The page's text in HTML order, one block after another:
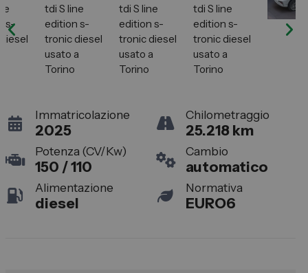
Lexus
DR
Dongfeng
Fiat Professional
Citroen
Immatricolazione
2025
Chilometraggio
25.218 km
Potenza (CV/Kw)
150 / 110
Cambio
automatico
Alimentazione
diesel
Normativa
EURO6